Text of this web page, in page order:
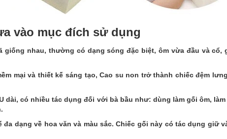
vào mục đích sử dụng
giống nhau, thường có dạng sóng đặc biệt, ôm vừa đầu và
mại và thiết kế sáng tạo, Cao su non trở thành chiếc đệm
dài, có nhiều tác dụng đối với bà bầu như: dùng làm gối ôm,
dạng về hoa văn và màu sắc. Chiếc gối này có tác dụng giữ